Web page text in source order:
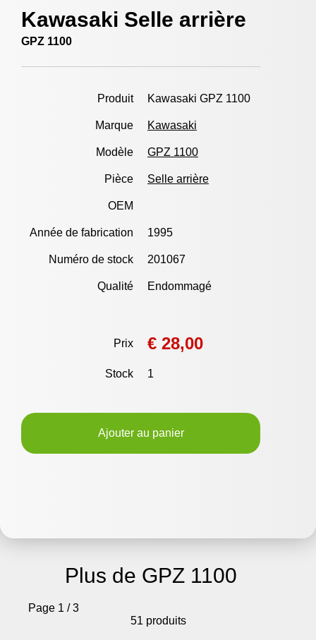
Kawasaki Selle arrière
GPZ 1100
Produit Kawasaki GPZ 1100
Marque Kawasaki
Modèle GPZ 1100
Pièce Selle arrière
OEM
Année de fabrication 1995
Numéro de stock 201067
Qualité Endommagé
Prix € 28,00
Stock 1
Ajouter au panier
Plus de GPZ 1100
Page 1 / 3
51 produits